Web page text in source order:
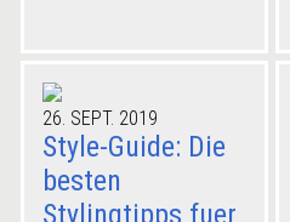
26. SEPT. 2019
Style-Guide: Die
besten
Stylingtipps fuer